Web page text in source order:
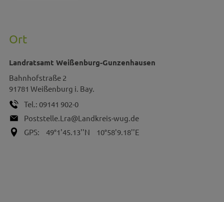
Ort
Landratsamt Weißenburg-Gunzenhausen
Bahnhofstraße 2
91781 Weißenburg i. Bay.
Tel.: 09141 902-0
Poststelle.Lra@Landkreis-wug.de
GPS:
49°1'45.13''N 10°58'9.18''E